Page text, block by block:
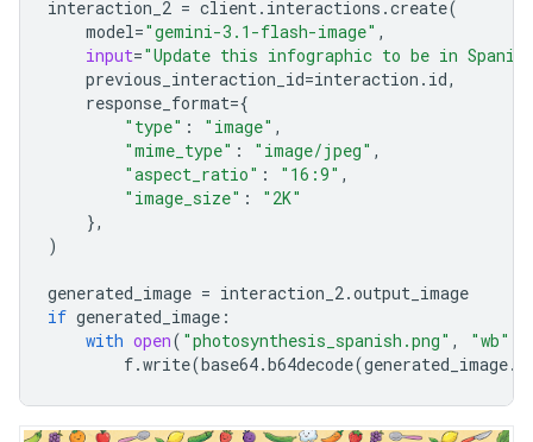
interaction_2 = client. interactions .create(
model="gemini-3.1-flash-image" ,
input="Update this infographic to be in
previous_interaction_id=interaction . id,
response_format={
"type" : "image" ,
"mime_type" : "image/jpeg" ,
"aspect_ratio" : "16:9" ,
"image_size" :
"2K"
},
)
generated_image = interaction_2.output_image
if generated_image :
with open( "photosynthesis_spanish.png" , "wb"
f.write(base64.b64decode(generated_image.